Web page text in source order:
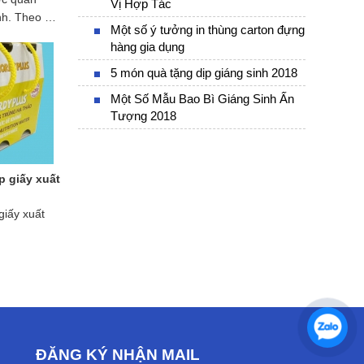
Theo đó
giấy số
xu
vụ in
làm hộp
ra đời
của
biết gì
hộp
bổ sung
in ấn, đặt
giấy xuất
xuất
Vị Hợp Tác
Một số ý tưởng in thùng carton đựng
hàng gia dụng
5 món quà tặng dịp giáng sinh 2018
Một Số Mẫu Bao Bì Giáng Sinh Ấn
Tượng 2018
ĐĂNG KÝ NHẬN MAIL